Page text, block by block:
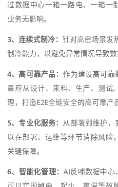
过数据中心一箱一路电、一箱一
业务无影响。
3、连续式制冷： 针对高密场景发
制冷能力，以避免异常情况导致数
4、高可靠产品：作为建设高可靠
量应从设计、来料、生产、测试
理，打造E2E全链安全的高可靠产
5、专业化服务： 从部署到维护，
以在部署、运维等环节消除风险
关键保障。
6、智能化管理：AI反哺数据中心